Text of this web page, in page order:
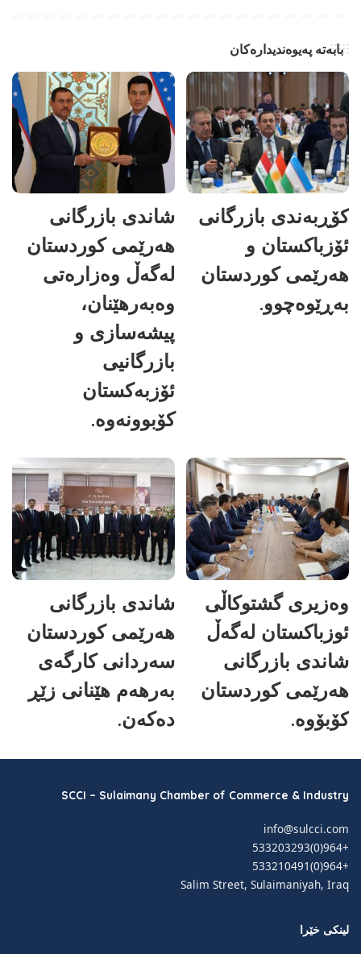
بابەتە پەیوەندیدارەکان
کۆڕبەندی بازرگانی
ئۆزباکستان و
هەرێمی کوردستان
بەڕێوەچوو.
شاندی بازرگانی
هەرێمی کوردستان
لەگەڵ وەزارەتی
وەبەرهێنان،
پیشەسازی و
بازرگانیی
ئۆزبەکستان
کۆبوونەوە.
وەزیری گشتوکاڵی
ئوزباکستان لەگەڵ
شاندی بازرگانی
هەرێمی کوردستان
کۆبۆوە.
شاندی بازرگانی
هەرێمی کوردستان
سەردانی کارگەی
بەرهەم هێنانی زێڕ
دەکەن.
SCCI – Sulaimany Chamber of Commerce & Industry
info@sulcci.com
+964(0)533203293
+964(0)533210491
Salim Street, Sulaimaniyah, Iraq
لینکی خێرا